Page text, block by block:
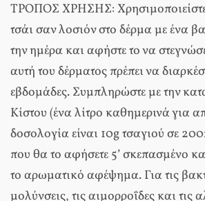
ΤΡΟΠΟΣ ΧΡΗΣΗΣ:
τσάι σαν λοσιόν στο δέρμα με ένα
την ημέρα και αφήστε το να
αυτή του δέρματος πρέπει να
εβδομάδες. Συμπληρώστε με την
Κίστου (ένα λίτρο καθημερινά για
δοσολογία είναι 10g τσαγιού σε
που θα το αφήσετε 5’ σκεπασμένο
το αρωματικό αφέψημα. Για τις
μολύνσεις, τις αιμορροΐδες και τις